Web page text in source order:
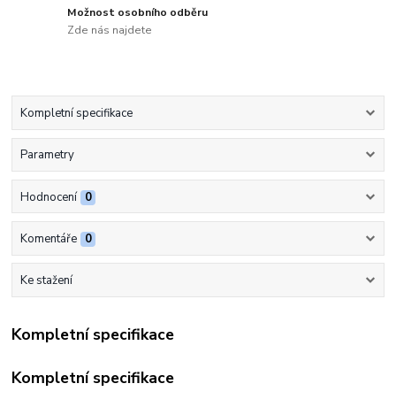
Možnost osobního odběru
Zde nás najdete
Kompletní specifikace
Parametry
Hodnocení 0
Komentáře 0
Ke stažení
Kompletní specifikace
Kompletní specifikace